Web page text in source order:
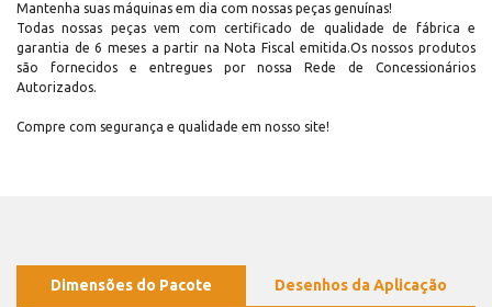
Mantenha suas máquinas em dia com nossas peças genuínas!
Todas nossas peças vem com certificado de qualidade de fábrica e
garantia de 6 meses a partir na Nota Fiscal emitida.Os nossos produtos
são fornecidos e entregues por nossa Rede de Concessionários
Autorizados.
Compre com segurança e qualidade em nosso site!
Dimensões do Pacote Desenhos da Aplicação